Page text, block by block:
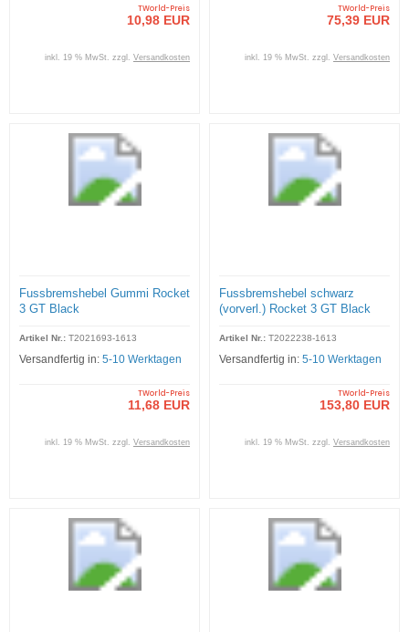
TWorld-Preis
10,98 EUR
inkl. 19 % MwSt. zzgl. Versandkosten
TWorld-Preis
75,39 EUR
inkl. 19 % MwSt. zzgl. Versandkosten
Fussbremshebel Gummi Rocket
3 GT Black
Artikel Nr.: T2021693-1613
Versandfertig in: 5-10 Werktagen
TWorld-Preis
11,68 EUR
inkl. 19 % MwSt. zzgl. Versandkosten
Fussbremshebel schwarz
(vorverl.) Rocket 3 GT Black
Artikel Nr.: T2022238-1613
Versandfertig in: 5-10 Werktagen
TWorld-Preis
153,80 EUR
inkl. 19 % MwSt. zzgl. Versandkosten